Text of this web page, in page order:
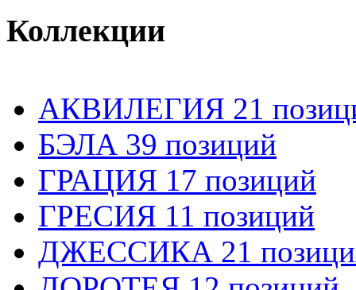
Коллекции
АКВИЛЕГИЯ 21
БЭЛА 39 позиций
ГРАЦИЯ 17 позиций
ГРЕСИЯ 11 позиций
ДЖЕССИКА 21